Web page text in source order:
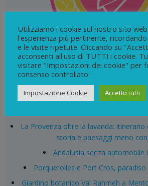
La Provenza oltre la lavanda:
storia e paesaggi meno
Andalusia senza automobile
Porquerolles e Port Cros,
Giardino botanico Val Rahmeh a
Utilizziamo i cookie sul nostro sito
l'esperienza più pertinente,
e le visite ripetute. Cliccando su
acconsenti all'uso di TUTTI i cookie.
visitare "Impostazioni dei cookie" per
consenso controllato.
Impostazione Cookie Accetto tutti